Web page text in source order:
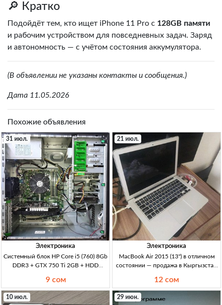
🔎 Кратко
Подойдёт тем, кто ищет iPhone 11 Pro с 128GB памяти
и рабочим устройством для повседневных задач. Заряд
и автономность — с учётом состояния аккумулятора.
(В объявлении не указаны контакты и сообщения.)
Дата 11.05.2026
Похожие объявления
31 июл.
Электроника
Системный блок HP Core i5 (760) 8Gb
DDR3 + GTX 750 Ti 2GB + HDD
CPU i5 760, RAM 8Gb, GPU GTX
750Ti 2Gb, HDD 320Gb. ПК/игровой.
Б/шум, б/пыль. Для GTA5, CS2,
9 сом
21 июл.
Электроника
MacBook Air 2015 (13") в отличном
состоянии — продажа в Кыргызстан
3 дня пр-ки; бат-ея ~3–4ч; Политех;
цена 11500 сом.
12 сом
10 июл. 29 июн.